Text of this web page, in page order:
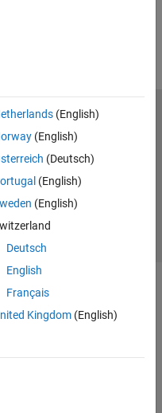
(English)
(English)
(Deutsch)
(English)
(English)
Deutsch
English
Français
Kingdom(English)
Richtlinien
von Anwendungen
Website auswählen
Deutschland